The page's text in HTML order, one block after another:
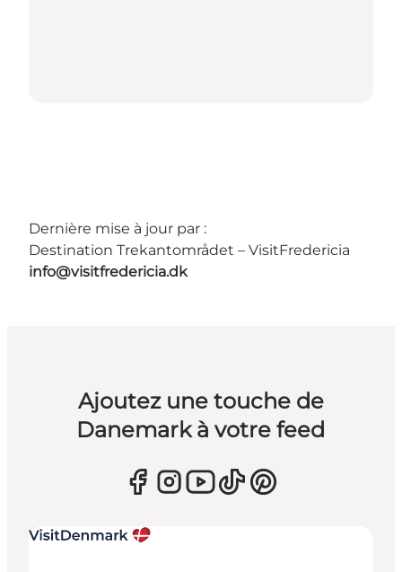
Dernière mise à jour par :
Destination Trekantområdet – VisitFredericia
info@visitfredericia.dk
Ajoutez une touche de
Danemark à votre feed